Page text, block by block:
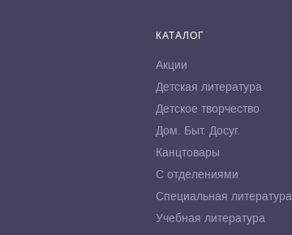
КАТАЛОГ
Акции
Детская литература
Детское творчество
Дом. Быт. Досуг.
Канцтовары
С отделениями
Специальная литература
Учебная литература